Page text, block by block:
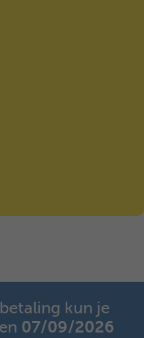
kun je
07/09/2026